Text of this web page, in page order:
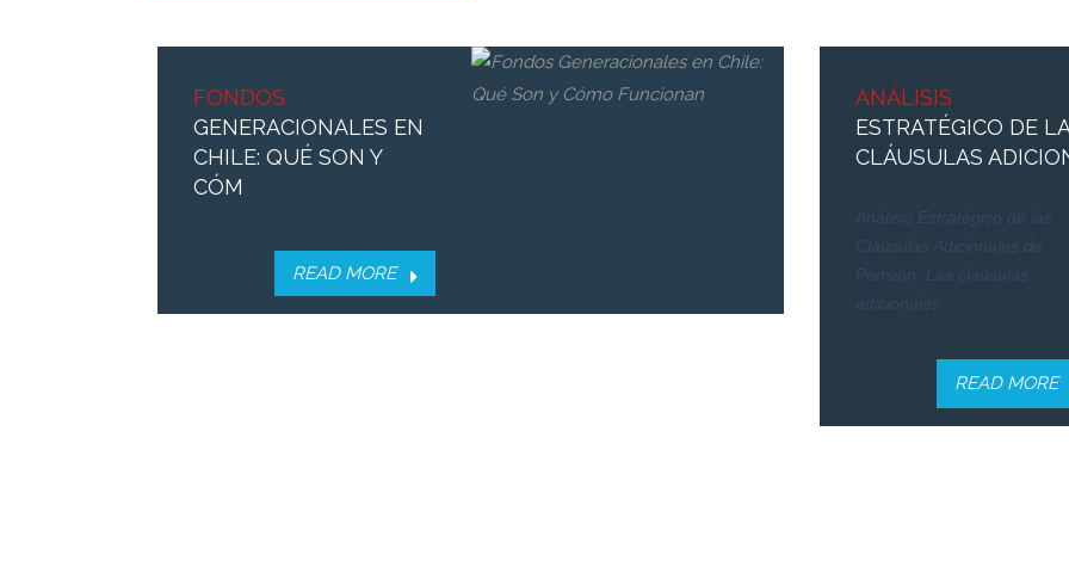
FONDOS
GENERACIONALES EN
CHILE: QUÉ SON Y
CÓM
READ MORE
APELACIÓNDE
DICTÁMENES DE
CALIFICACIÓN DE TR
Apelación de Dictámenes de
Calificación de Trabajo Pesado
es un recurso legal ante la
REMATE
VITALICIA EN CHILE,
CÓMO SOLI
Chile: cómo solicitarlo y
requisitos. La reforma de pen
ANÁLISIS
ESTRATÉGICO DE
CLÁUSULAS
Análisis Estratégico de las
Cláusulas Adicionales de
Pensión. Las cláusulas
adicionales
READ MORE